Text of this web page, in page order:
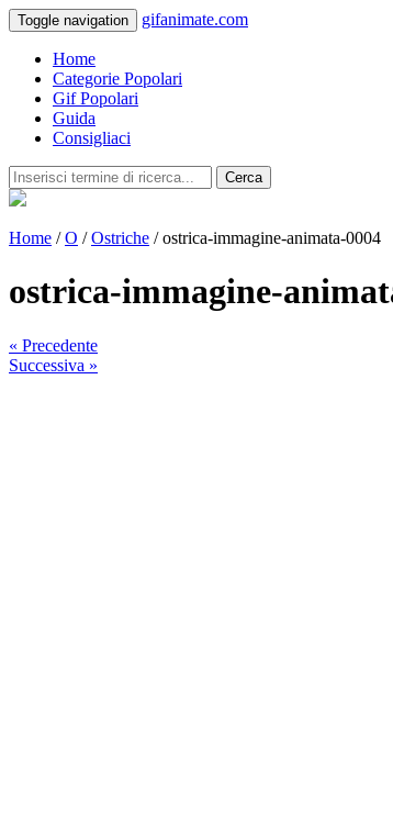
Toggle navigation gifanimate.com
Home
Categorie Popolari
Gif Popolari
Guida
Consigliaci
Cerca
Home /O /Ostriche / ostrica-immagine-animata-0004
ostrica-immagine-
« Precedente
Successiva »